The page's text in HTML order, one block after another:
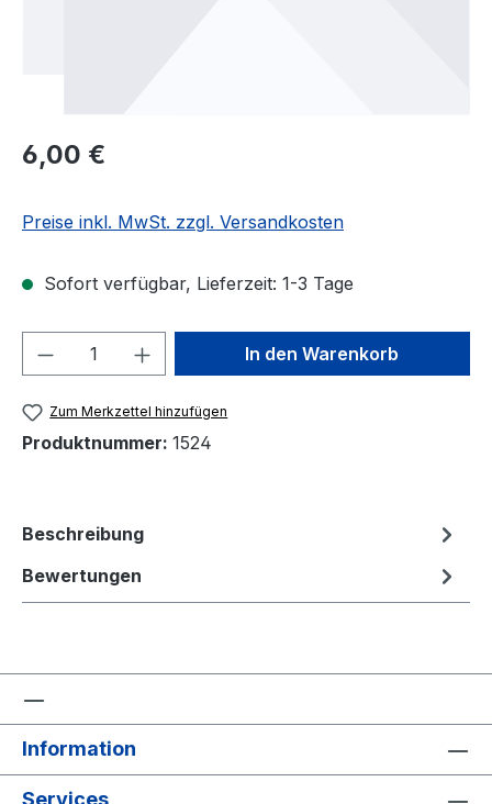
Regulärer Preis:
6,00 €
Preise inkl. MwSt. zzgl. Versandkosten
Sofort verfügbar, Lieferzeit: 1-3 Tage
Produkt Anzahl: Gib denIn den Warenkorb
Zum Merkzettel hinzufügen
Produktnummer: 1524
Beschreibung
Bewertungen
Information
Services